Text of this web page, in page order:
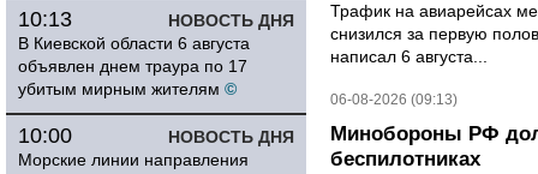
НОВОСТЬ ДНЯ
10:13
В Киевской области 6 августа
объявлен днем траура по 17
убитым мирным жителям ©
НОВОСТЬ ДНЯ
10:00
Морские линии направления
Трафик на авиарейсах
снизился за первую
написал 6 августа...
06-08-2026 (09:13)
Минобороны РФ
беспилотниках